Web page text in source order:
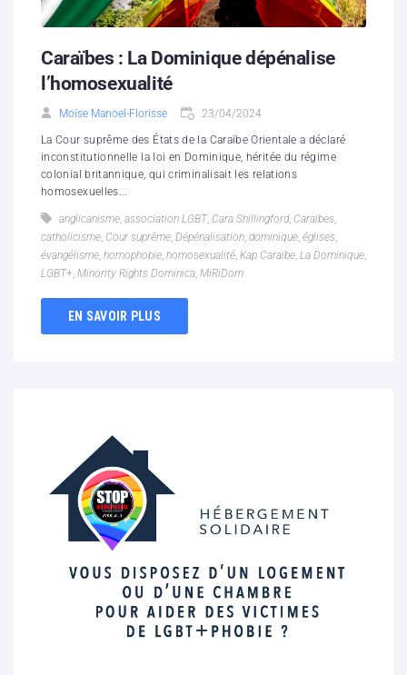
Caraïbes : La Dominique dépénalise
l’homosexualité
Moïse Manoel-Florisse 23/04/2024
La Cour suprême des États de la Caraïbe Orientale a déclaré
inconstitutionnelle la loi en Dominique, héritée du régime
colonial britannique, qui criminalisait les relations
homosexuelles...
anglicanisme, association LGBT, Cara Shillingford, Caraïbes,
catholicisme, Cour suprême, Dépénalisation, dominique, églises,
évangélisme, homophobie, homosexualité, Kap Caraïbe, La Dominique,
LGBT+, Minority Rights Dominica, MiRiDom
EN SAVOIR PLUS